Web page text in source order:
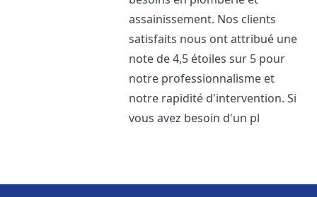
assainissement. Nos clients
satisfaits nous ont attribué une
note de 4,5 étoiles sur 5 pour
notre professionnalisme et
notre rapidité d'intervention. Si
vous avez besoin d'un pl